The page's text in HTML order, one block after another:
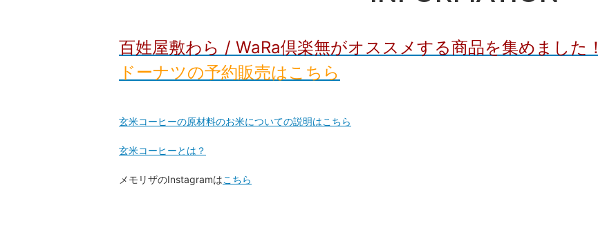
百姓屋敷わら / WaRa倶楽無がオススメする商品を集めました！
ドーナツの予約販売はこちら
玄米コーヒーの原材料のお米についての説明はこちら
玄米コーヒーとは？
メモリザのInstagramはこちら